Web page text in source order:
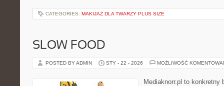
CATEGORIES: MAKIJAŻ DLA TWARZY PLUS SIZE
SLOW FOOD
POSTED BY ADMIN STY - 22 - 2026 MOŻLIWOŚĆ
Mediaknorr.pl to konkretny